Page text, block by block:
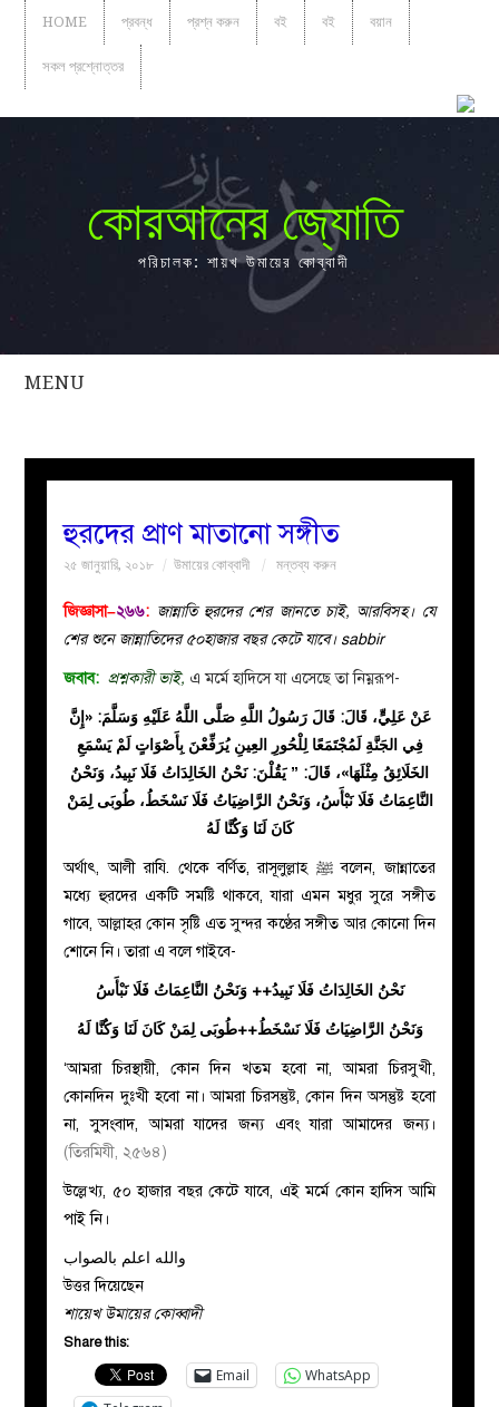
HOME প্রবন্ধ প্রশ্ন করুন বই বই বয়ান
সকল প্রশ্নোত্তর
কোরআনের জ্যোতি
পরিচালক: শায়খ উমায়ের কোব্বাদী
MENU
সকল
বয়ান
নারীদের
ইসলাহী
মজলিস
করুন
হুরদের প্রাণ মাতানো সঙ্গীত
২৫ জানুয়ারি, ২০১৮ উমায়ের কোব্বাদী মন্তব্য করুন
জিজ্ঞাসা–২৬৬: জান্নাতি হুরদের শের জানতে চাই, আরবিসহ। যে
শের শুনে জান্নাতিদের ৫০হাজার বছর কেটে যাবে। sabbir
জবাব:প্রশ্নকারী ভাই, এ মর্মে হাদিসে যা এসেছে তা নিম্নরূপ-
عَنْ عَلِيٍّ، قَالَ: قَالَ رَسُولُ اللَّهِ صَلَّى اللَّهُ عَلَيْهِ وَسَلَّمَ: «إِنَّ
فِي الجَنَّةِ لَمُجْتَمَعًا لِلْحُورِ العِينِ يُرَفِّعْنَ بِأَصْوَاتٍ لَمْ يَسْمَعِ
الخَلَائِقُ مِثْلَهَا»، قَالَ: ” يَقُلْنَ: نَحْنُ الخَالِدَاتُ فَلَا نَبِيدُ، وَنَحْنُ
النَّاعِمَاتُ فَلَا نَبْأَسُ، وَنَحْنُ الرَّاضِيَاتُ فَلَا نَسْخَطُ، طُوبَى لِمَنْ
كَانَ لَنَا وَكُنَّا لَهُ
অর্থাৎ, আলী রাযি. থেকে বর্ণিত, রাসূলুল্লাহ ﷺবলেন, জান্নাতের
মধ্যে হুরদের একটি সমষ্টি থাকবে, যারা এমন মধুর সুরে সঙ্গীত
গাবে, আল্লাহর কোন সৃষ্টি এত সুন্দর কণ্ঠের সঙ্গীত আর কোনো দিন
শোনে নি। তারা এ বলে গাইবে-
نَحْنُ الخَالِدَاتُ فَلَا نَبِيدُ++ وَنَحْنُ النَّاعِمَاتُ فَلَا نَبْأَسُ
وَنَحْنُ الرَّاضِيَاتُ فَلَا نَسْخَطُ++طُوبَى لِمَنْ كَانَ لَنَا وَكُنَّا لَهُ
‘আমরা চিরস্থায়ী, কোন দিন খতম হবো না, আমরা চিরসুখী,
কোনদিন দুঃখী হবো না। আমরা চিরসন্তুষ্ট, কোন দিন অসন্তুষ্ট হবো
না, সুসংবাদ, আমরা যাদের জন্য এবং যারা আমাদের জন্য।
(তিরমিযী, ২৫৬৪)
উল্লেখ্য, ৫০ হাজার বছর কেটে যাবে, এই মর্মে কোন হাদিস আমি
পাই নি।
والله اعلم بالصواب
উত্তর দিয়েছেন
শায়েখ উমায়ের কোব্বাদী
Share this:
Email
WhatsApp